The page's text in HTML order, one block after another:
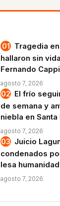
Tragedia
hallaron sin
Fernando Cappi
agosto 7, 2026
El frío
de semana y
niebla en Santa
agosto 7, 2026
Juicio
condenados
lesa humanidad
agosto 7, 2026